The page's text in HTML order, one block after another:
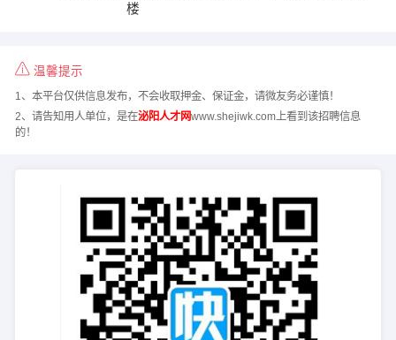
楼
温馨提示
1、本平台仅供信息发布，不会收取押金、保证金，请微友务必谨慎！
2、请告知用人单位，是在泌阳人才网www.shejiwk.com上看到该招聘信息
的！